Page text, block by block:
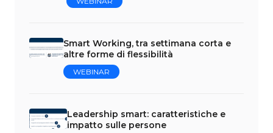
Smart Working, tra settimana corta e
altre forme di flessibilità
WEBINAR
Leadership smart: caratteristiche e
impatto sulle persone